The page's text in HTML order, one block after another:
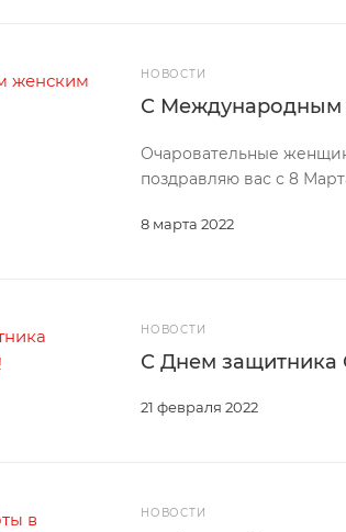
НОВОСТИ
8 марта 2022
С Международным
Очаровательные
поздравляю вас с 8
НОВОСТИ
21 февраля 2022
С Днем защитника
НОВОСТИ